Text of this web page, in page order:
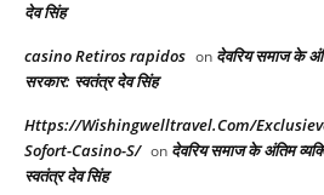
देव सिंह
casino Retiros rapidos on देवरिय समाज के
सरकार: स्वतंत्र देव सिंह
Https://Wishingwelltravel.Com/
Sofort-Casino-S/ on देवरिय समाज के अंतिम
स्वतंत्र देव सिंह